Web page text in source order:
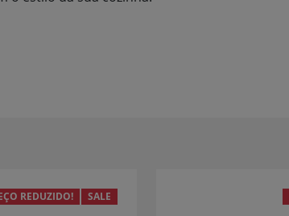
REDUZIDO! SALE